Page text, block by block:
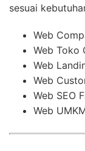
sesuai
Web
Web Toko
Web
Web
Web SEO
Web